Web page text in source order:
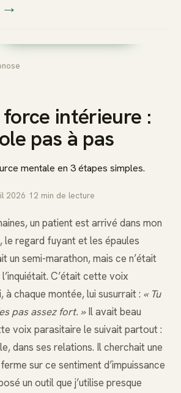
Prendre rendez-vous dès
intérieure :
pas à pas
mentale en 3 étapes simples.
2026 12 min de lecture
un patient est arrivé dans mon
le regard fuyant et les épaules
un semi-marathon, mais ce n’était
C’était cette voix
à chaque montée, lui susurrait : « Tu
pas assez fort. »Il avait beau
voix parasitaire le suivait partout :
dans ses relations. Il cherchait une
sur ce sentiment d’impuissance
un outil que j’utilise presque